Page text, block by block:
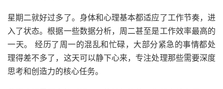
星期二就好过多了。身体和心理基本都适应了工作节奏，进
入了状态。根据一些数据分析，周二甚至是工作效率最高的
一天。 经历了周一的混乱和忙碌，大部分紧急的事情都处
理得差不多了，这天可以静下心来，专注处理那些需要深度
思考和创造力的核心任务。